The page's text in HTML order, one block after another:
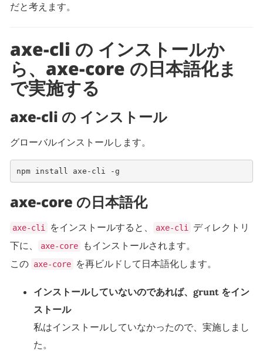
だと考えます。
axe-cli の インストールか
ら、axe-core の日本語化ま
で実施する
axe-cli の インストール
グローバルインストールします。
npm install axe-cli -g
axe-core の日本語化
axe-cli をインストールすると、 axe-cli
ディレクトリ
下に、
axe-core
もインストールされます。
この axe-core を再ビルドして日本語化します。
インストールしていないのであれば、grunt をイン
ストール
私はインストールしていなかったので、実施しまし
た。